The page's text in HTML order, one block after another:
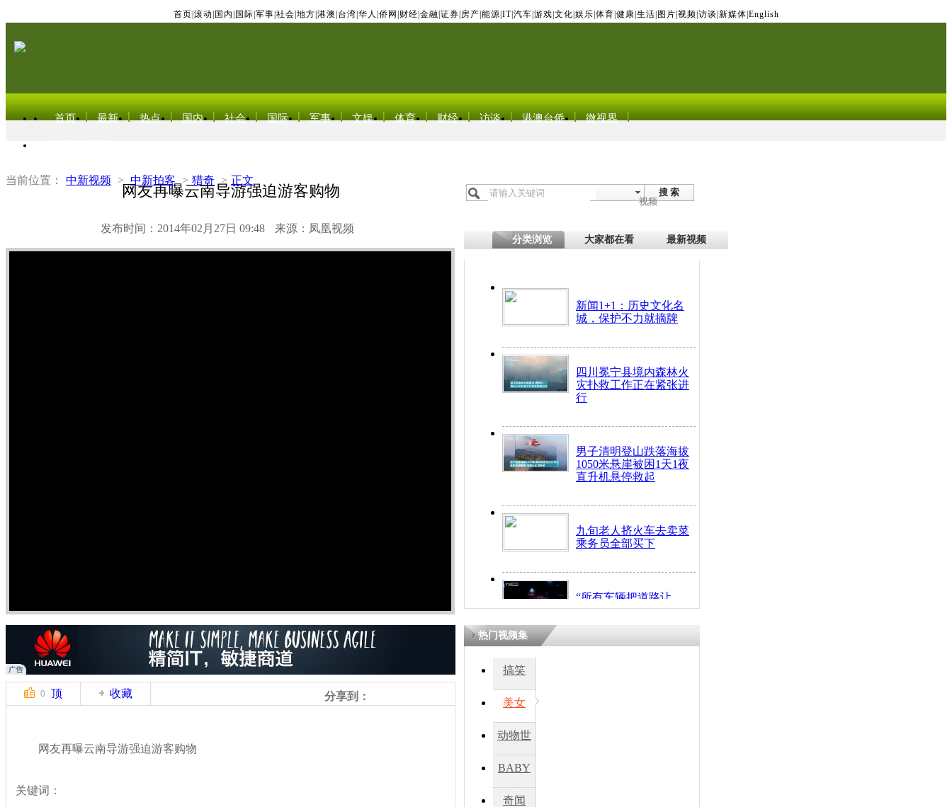
首页 滚动 国内 国际 军事 社会 地方 港澳 台湾 华人 侨网 财经 金融 证券 房产 能源 IT| 汽车 游戏 文化 娱乐 体育 健康 生活 图片 视频 访谈 新媒体 English
首页 最新 热点 国内 社会 国际 军事 文娱 体育 财经 访谈 港澳台侨 微视界
当前位置： 中新视频 > 中新拍客 > 猎奇 > 正文
网友再曝云南导游强迫游客购物
发布时间：2014年02月27日 09:48 来源：凤凰视频
搜 索
视频
分类浏览 大家都在看 最新视频
新闻1+1：历史文化名
城，保护不力就摘牌
四川冕宁县境内森林火
灾扑救工作正在紧张进
行
男子清明登山跌落海拔
1050米悬崖被困1天1夜
直升机悬停救起
九旬老人挤火车去卖菜
乘务员全部买下
“所有车辆把道路让
开！”儿童突发疾病交
0 顶 收藏 分享到：
网友再曝云南导游强迫游客购物
关键词：
热门视频集
搞笑
美女
动物世
BABY
秀
奇闻